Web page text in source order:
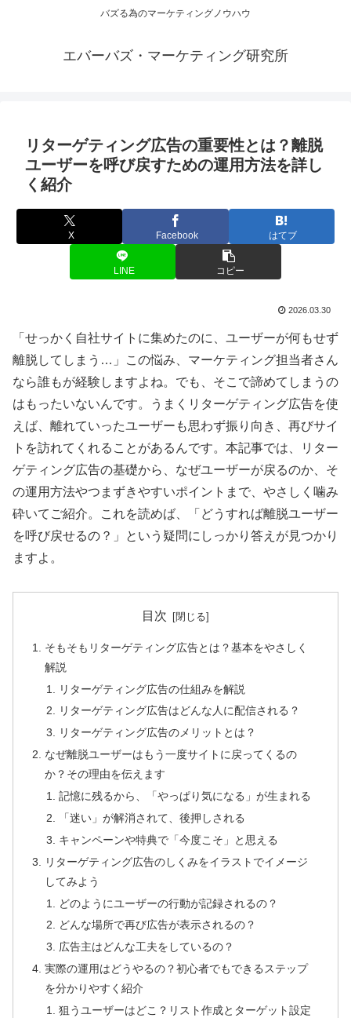
バズる為のマーケティングノウハウ
エバーバズ・マーケティング研究所
リターゲティング広告の重要性とは？離脱
ユーザーを呼び戻すための運用方法を詳し
く紹介
X Facebook はてブ
LINE コピー
2026.03.30
「せっかく自社サイトに集めたのに、ユーザーが何もせず
離脱してしまう…」この悩み、マーケティング担当者さん
なら誰もが経験しますよね。でも、そこで諦めてしまうの
はもったいないんです。うまくリターゲティング広告を使
えば、離れていったユーザーも思わず振り向き、再びサイ
トを訪れてくれることがあるんです。本記事では、リター
ゲティング広告の基礎から、なぜユーザーが戻るのか、そ
の運用方法やつまずきやすいポイントまで、やさしく噛み
砕いてご紹介。これを読めば、「どうすれば離脱ユーザー
を呼び戻せるの？」という疑問にしっかり答えが見つかり
ますよ。
目次
そもそもリターゲティング広告とは？基本をやさしく
解説
リターゲティング広告の仕組みを解説
リターゲティング広告はどんな人に配信される？
リターゲティング広告のメリットとは？
なぜ離脱ユーザーはもう一度サイトに戻ってくるの
か？その理由を伝えます
記憶に残るから、「やっぱり気になる」が生まれる
「迷い」が解消されて、後押しされる
キャンペーンや特典で「今度こそ」と思える
リターゲティング広告のしくみをイラストでイメージ
してみよう
どのようにユーザーの行動が記録されるの？
どんな場所で再び広告が表示されるの？
広告主はどんな工夫をしているの？
実際の運用はどうやるの？初心者でもできるステップ
を分かりやすく紹介
狙うユーザーはどこ？リスト作成とターゲット設定